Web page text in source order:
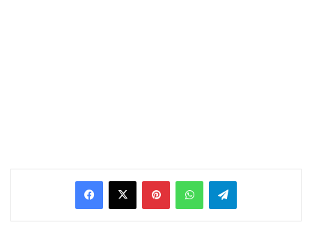
Facebook
X PinterestWhatsAppTelegram